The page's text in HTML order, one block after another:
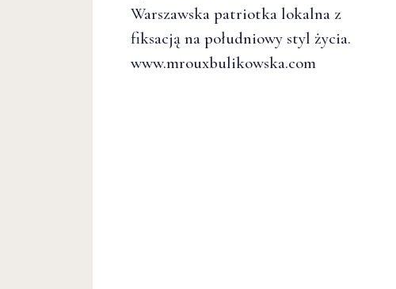
Warszawska patriotka lokalna z
fiksacją na południowy styl życia.
www.mrouxbulikowska.com